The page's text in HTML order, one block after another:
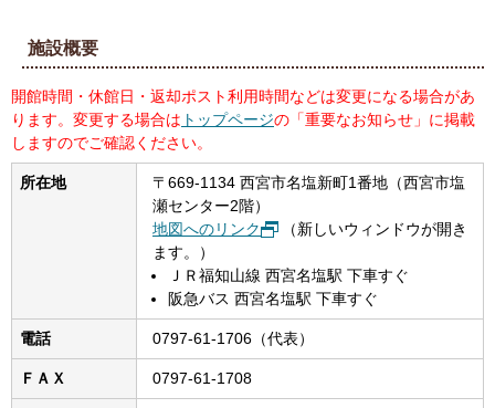
施設概要
開館時間・休館日・返却ポスト利用時間などは変更になる場合があ
ります。変更する場合は トップページの「重要なお知らせ」に掲載
しますのでご確認ください。
所在地
〒669-1134 西宮市名塩新町1番地（西宮市塩
瀬センター2階）
地図へのリンク
（新しいウィンドウが開き
ます。）
ＪＲ福知山線 西宮名塩駅 下車すぐ
阪急バス 西宮名塩駅 下車すぐ
電話 0797-61-1706（代表）
ＦＡＸ 0797-61-1708